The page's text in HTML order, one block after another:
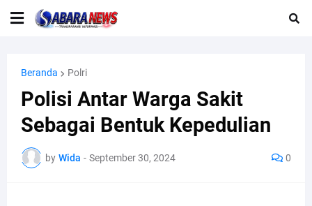
Beranda Polri
Polisi Antar Warga Sakit
Sebagai Bentuk Kepedulian
by Wida - September 30, 2024 0